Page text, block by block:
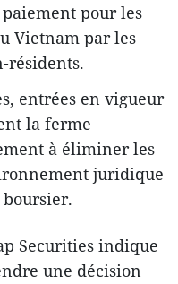
pour les
Vietnam par les
résidents.
entrées en vigueur
la ferme
à éliminer les
juridique
Securities indique
une décision